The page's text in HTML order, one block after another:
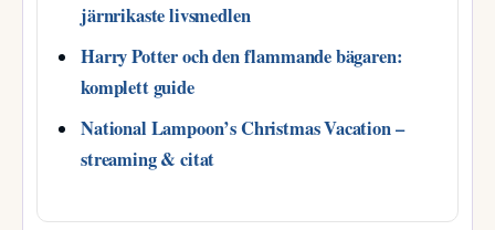
järnrikaste livsmedlen
Harry Potter och den flammande bägaren:
komplett guide
National Lampoon’s Christmas Vacation –
streaming & citat